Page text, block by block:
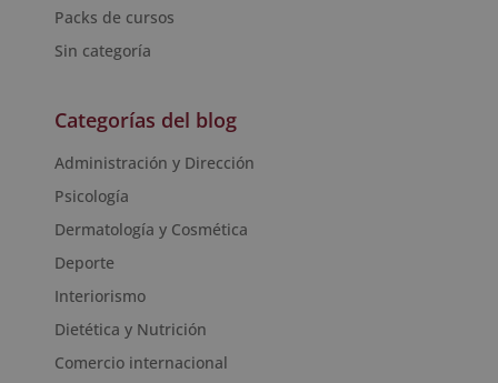
Packs de cursos
Sin categoría
Categorías del blog
Administración y Dirección
Psicología
Dermatología y Cosmética
Deporte
Interiorismo
Dietética y Nutrición
Comercio internacional